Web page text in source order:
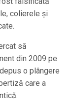
colierele și
să
din 2009 pe
o plângere
care a